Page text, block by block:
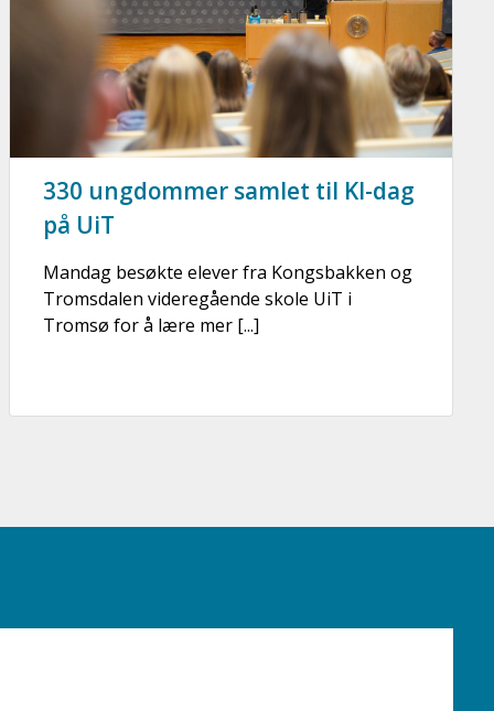
330 ungdommer samlet til KI-dag
på UiT
Mandag besøkte elever fra Kongsbakken og
Tromsdalen videregående skole UiT i
Tromsø for å lære mer [...]